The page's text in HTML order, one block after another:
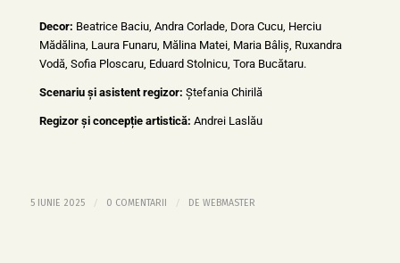
Decor: Beatrice Baciu, Andra Corlade, Dora Cucu, Herciu
Mădălina, Laura Funaru, Mălina Matei, Maria Bâliș, Ruxandra
Vodă, Sofia Ploscaru, Eduard Stolnicu, Tora Bucătaru.
Scenariu și asistent regizor: Ștefania Chirilă
Regizor și concepție artistică: Andrei Laslău
5 IUNIE 2025 / 0 COMENTARII / DE WEBMASTER